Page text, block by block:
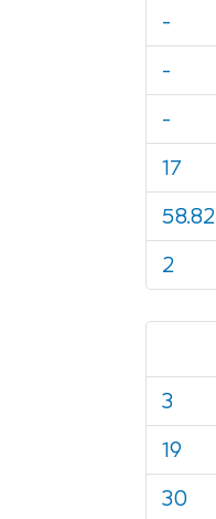
-
-
-
17
58.82
2
3
19
30